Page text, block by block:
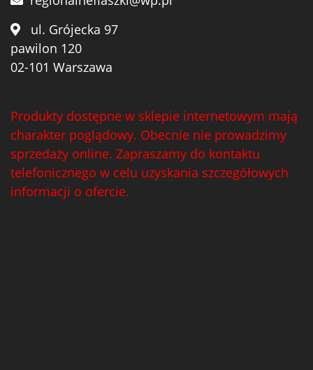
ul. Grójecka 97
pawilon 120
02-101 Warszawa
Produkty dostępne w sklepie internetowym mają
charakter poglądowy. Obecnie nie prowadzimy
sprzedaży online. Zapraszamy do kontaktu
telefonicznego w celu uzyskania szczegółowych
informacji o ofercie.